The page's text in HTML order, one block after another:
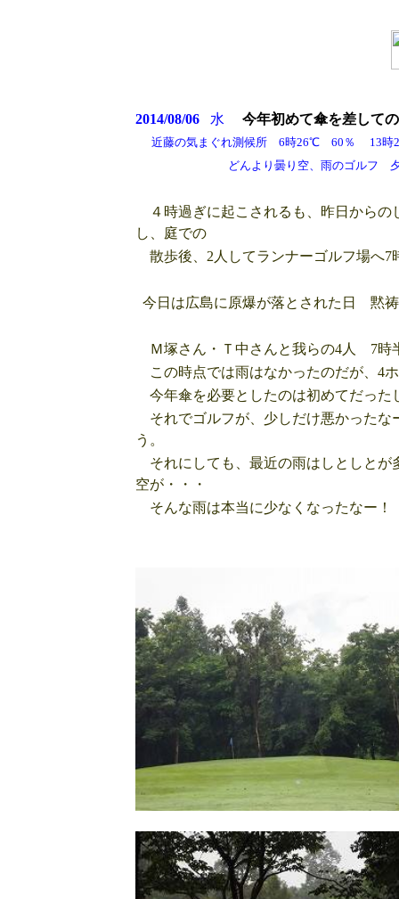
2014/08/06水 今年初めて傘を差して
近藤の気まぐれ測候所 6時26℃ 60％
どんより曇り空、雨のゴルフ 夕方
４時過ぎに起こされるも、昨日からの
し、庭での
散歩後、2人してランナーゴルフ場へ7
今日は広島に原爆が落とされた日 黙
Ｍ塚さん・Ｔ中さんと我らの4人 7時
この時点では雨はなかったのだが、4
今年傘を必要としたのは初めてだった
それでゴルフが、少しだけ悪かった
う。
それにしても、最近の雨はしとしと
空が・・・
そんな雨は本当に少なくなったなー！